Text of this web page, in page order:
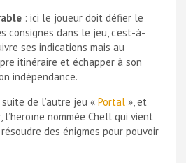
: ici le joueur doit défier le
consignes dans le jeu, c’est-à-
ses indications mais au
itinéraire et échapper à son
indépendance.
de l’autre jeu « Portal », et
l’heroïne nommée Chell qui vient
des énigmes pour pouvoir